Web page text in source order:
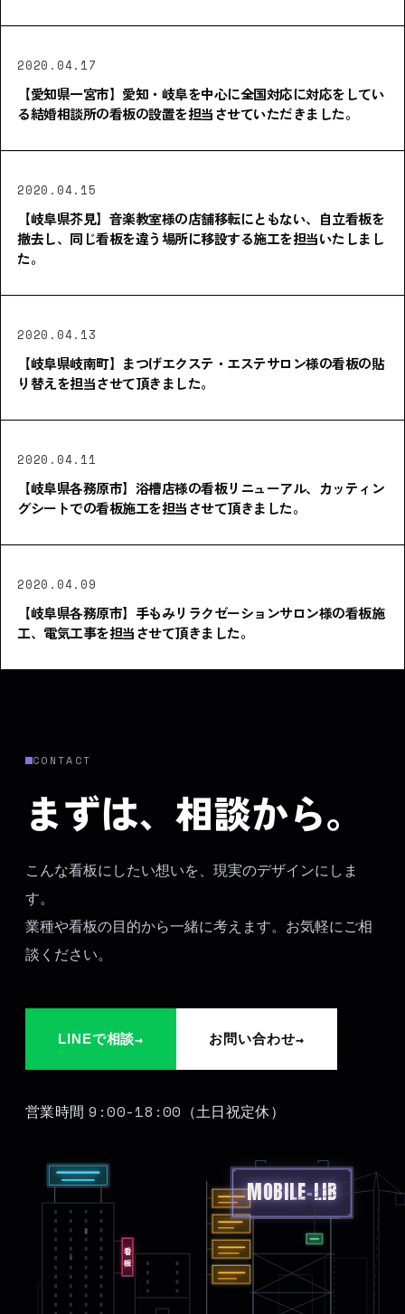
2020.04.17
【愛知県一宮市】愛知・岐阜を中心に全国対応に対応をしてい
る結婚相談所の看板の設置を担当させていただきました。
2020.04.15
【岐阜県芥見】音楽教室様の店舗移転にともない、自立看板を
撤去し、同じ看板を違う場所に移設する施工を担当いたしまし
た。
2020.04.13
【岐阜県岐南町】まつげエクステ・エステサロン様の看板の貼
り替えを担当させて頂きました。
2020.04.11
【岐阜県各務原市】浴槽店様の看板リニューアル、カッティン
グシートでの看板施工を担当させて頂きました。
2020.04.09
【岐阜県各務原市】手もみリラクゼーションサロン様の看板施
工、電気工事を担当させて頂きました。
CONTACT
まずは、相談から。
こんな看板にしたい想いを、現実のデザインにしま
す。
業種や看板の目的から一緒に考えます。お気軽にご相
談ください。
LINEで相談→ お問い合わせ→
営業時間 9:00-18:00 （土日祝定休）
看板
MOBILE-LIB